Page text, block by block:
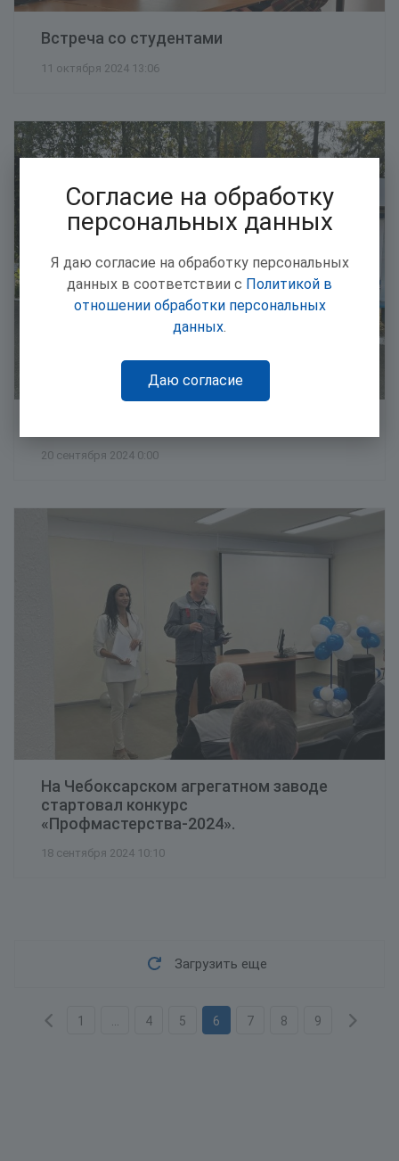
Встреча со студентами
11 октября 2024 13:06
20 сентября 2024 0:00
На Чебоксарском агрегатном заводе
стартовал конкурс
«Профмастерства-2024».
18 сентября 2024 10:10
Загрузить еще
1 4 5 6 7 8 9
Согласие на обработку
персональных данных
Я даю согласие на обработку персональных
данных в соответствии с Политикой в
отношении обработки персональных
данных.
Даю согласие